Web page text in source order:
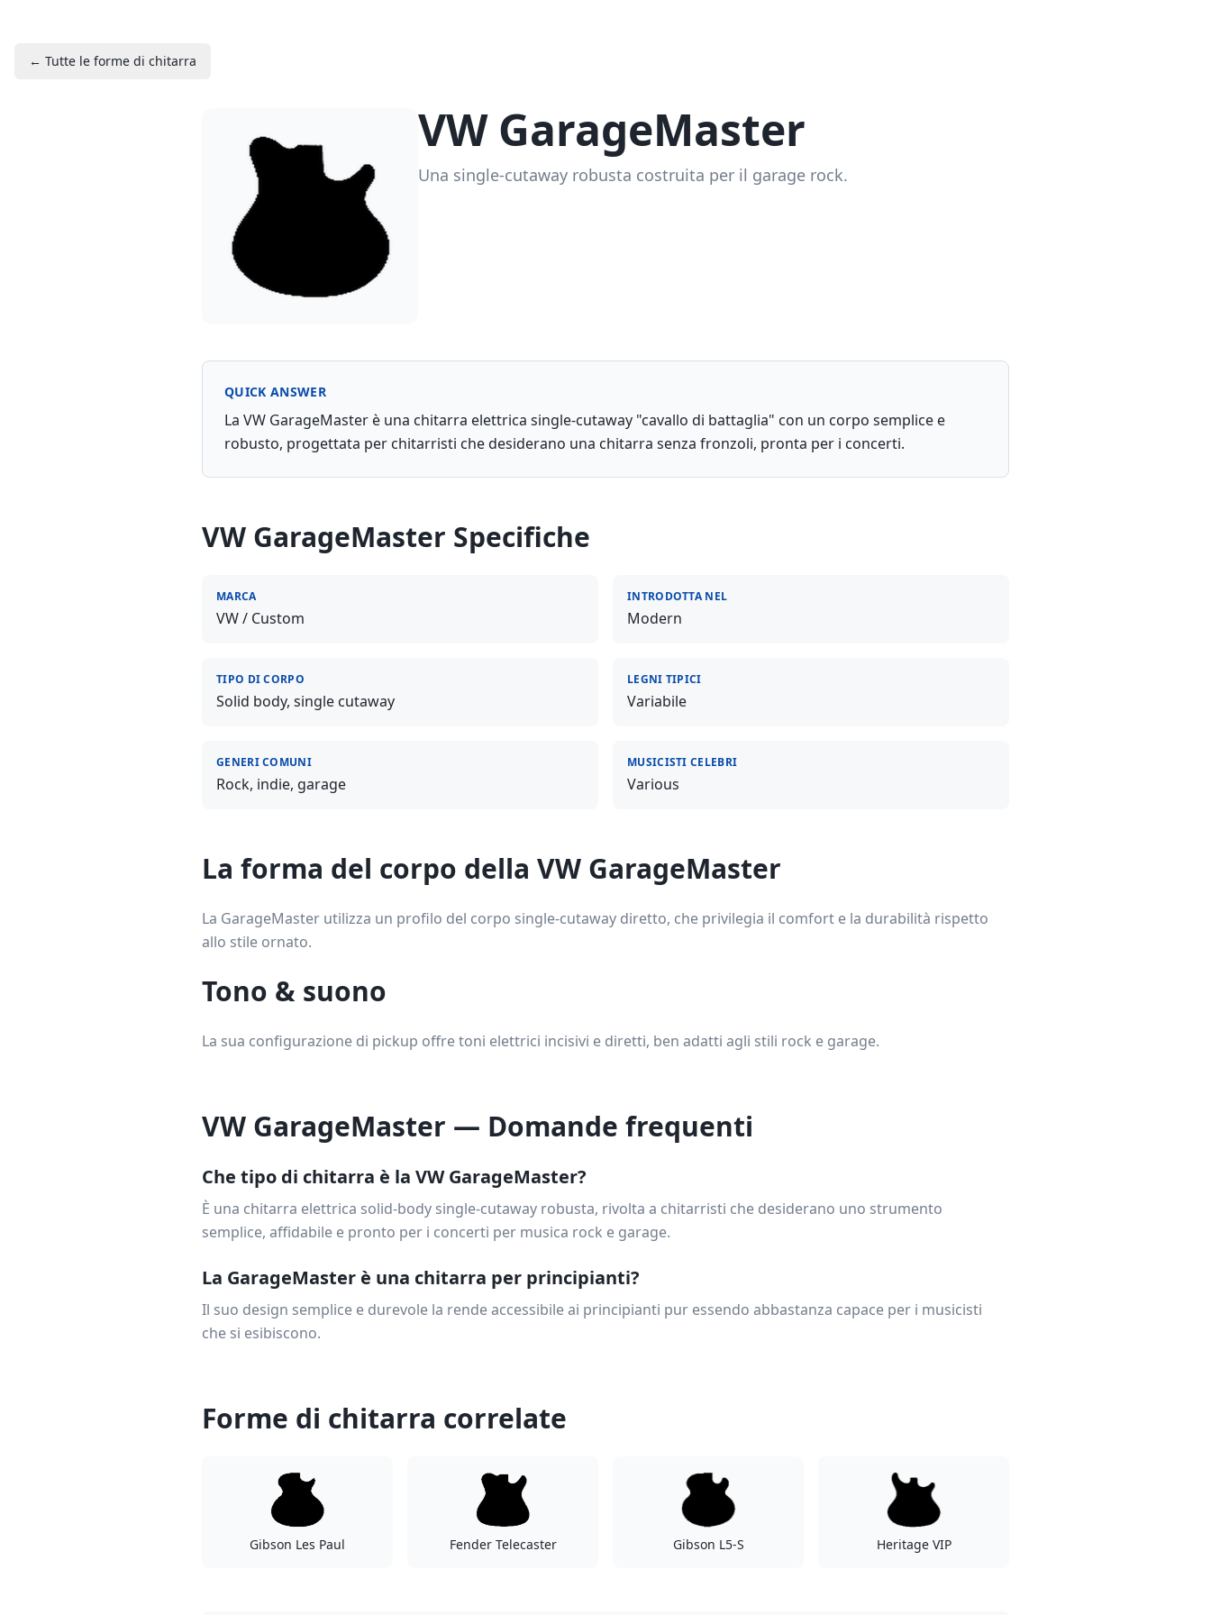
← Tutte le forme di chitarra
VW GarageMaster
Una single-cutaway robusta costruita per il garage rock.
QUICK ANSWER
La VW GarageMaster è una chitarra elettrica single-cutaway "cavallo di battaglia" con un corpo semplice e
robusto, progettata per chitarristi che desiderano una chitarra senza fronzoli, pronta per i concerti.
VW GarageMaster Specifiche
MARCA
VW / Custom
INTRODOTTA NEL
Modern
TIPO DI CORPO
Solid body, single cutaway
LEGNI TIPICI
Variabile
GENERI COMUNI
Rock, indie, garage
MUSICISTI CELEBRI
Various
La forma del corpo della VW GarageMaster
La GarageMaster utilizza un profilo del corpo single-cutaway diretto, che privilegia il comfort e la durabilità rispetto
allo stile ornato.
Tono & suono
La sua configurazione di pickup offre toni elettrici incisivi e diretti, ben adatti agli stili rock e garage.
VW GarageMaster — Domande frequenti
Che tipo di chitarra è la VW GarageMaster?
È una chitarra elettrica solid-body single-cutaway robusta, rivolta a chitarristi che desiderano uno strumento
semplice, affidabile e pronto per i concerti per musica rock e garage.
La GarageMaster è una chitarra per principianti?
Il suo design semplice e durevole la rende accessibile ai principianti pur essendo abbastanza capace per i musicisti
che si esibiscono.
Forme di chitarra correlate
Gibson Les Paul Fender Telecaster Gibson L5-S Heritage VIP